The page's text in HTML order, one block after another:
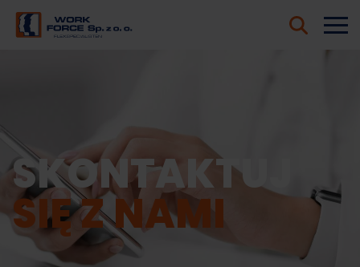
SKONTAKTUJ
SIĘ Z NAMI